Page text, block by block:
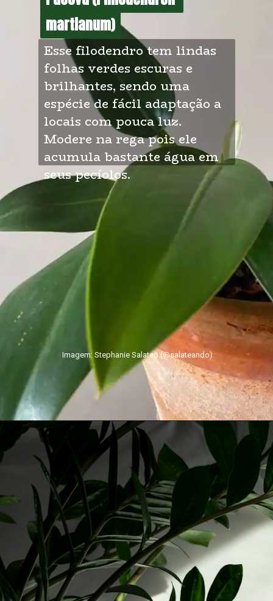
martianum)
martianum)
Esse filodendro tem lindas
folhas verdes escuras e
brilhantes, sendo uma
espécie de fácil adaptação a
locais com pouca luz.
Modere na rega pois ele
acumula bastante água em
seus pecíolos.
Imagem: Stephanie Salateo (@salateando)